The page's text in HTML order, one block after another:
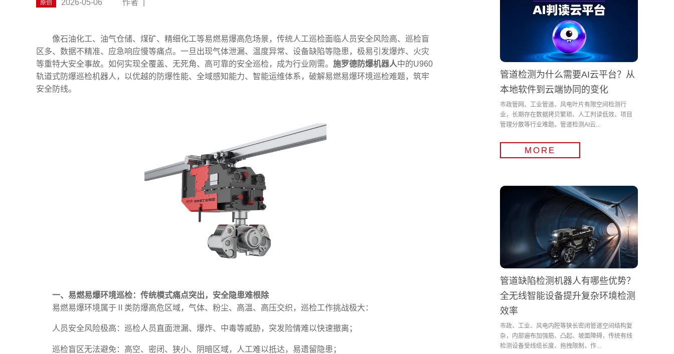
原创 2026-05-06 作者
像石油化工、油气仓储、煤矿、精细化工等易燃易爆高危场景，传统人工巡检面临人员安全风险高、巡检盲
区多、数据不精准、应急响应慢等痛点。一旦出现气体泄漏、温度异常、设备缺陷等隐患，极易引发爆炸、火灾
等重特大安全事故。如何实现全覆盖、无死角、高可靠的安全巡检，成为行业刚需。 施罗德防爆机器人中的U960
轨道式防爆巡检机器人，以优越的防爆性能、全域感知能力、智能运维体系，破解易燃易爆环境巡检难题，筑牢
安全防线。
一、易燃易爆环境巡检：传统模式痛点突出，安全隐患难根除
易燃易爆环境属于Ⅱ类防爆高危区域，气体、粉尘、高温、高压交织，巡检工作挑战极大：
人员安全风险极高：巡检人员直面泄漏、爆炸、中毒等威胁，突发险情难以快速撤离；
巡检盲区无法避免：高空、密闭、狭小、阴暗区域，人工难以抵达，易遗留隐患；
管道检测为什么需要AI云平台？从
本地软件到云端协同的变化
市政管网、工业管道、风电叶片有限空间检测行
业，长期存在数据拷贝繁琐、人工判读低效、项目
管理分散等行业难题。管道检测AI云...
MORE
管道缺陷检测机器人有哪些优势？
全无线智能设备提升复杂环境检测
效率
市政、工业、风电内腔等狭长密闭管道空间结构复
杂，内部遍布加强筋、凸起、坡面障碍，传统有线
检测设备受线缆长度、拖拽限制，作...